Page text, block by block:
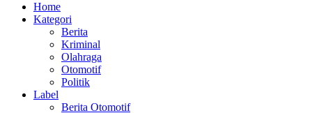
Home
Kategori
Berita
Kriminal
Olahraga
Otomotif
Politik
Label
Berita Otomotif